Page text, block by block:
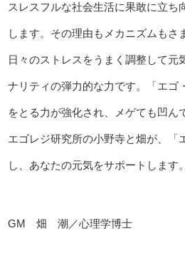
スレスフルな社会生活に果敢に立ち
します。その理由もメカニズムも
日々のストレスをうまく調整して元
ナリティの弾力的な力です。「エゴ
をとる力が強化され、メゲても凹ん
エゴレジ研究所の小野寺と畑が、「
し、あなたの元気をサポートします。
GM 畑 潮／心理学博士